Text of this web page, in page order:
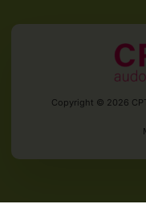
Copyright © 2026